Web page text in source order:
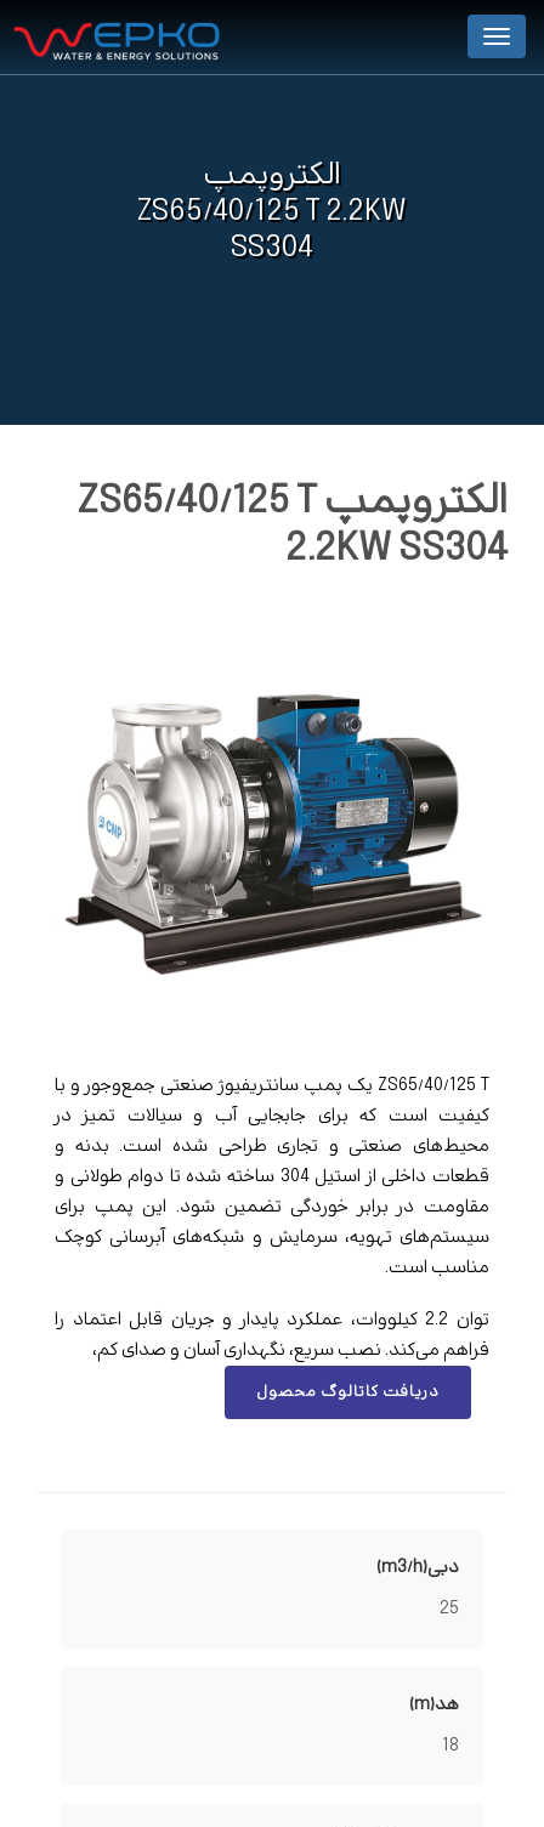
Menu
الکتروپمپ
ZS65/40/125 T 2.2KW
SS304
الکتروپمپ ZS65/40/125 T
2.2KW SS304
ZS65/40/125 T یک پمپ سانتریفیوژ صنعتی جمع‌وجور و با
کیفیت است که برای جابجایی آب و سیالات تمیز در
محیط‌های صنعتی و تجاری طراحی شده است. بدنه و
قطعات داخلی از استیل 304 ساخته شده تا دوام طولانی و
مقاومت در برابر خوردگی تضمین شود. این پمپ برای
سیستم‌های تهویه، سرمایش و شبکه‌های آبرسانی کوچک
مناسب است.
توان 2.2 کیلووات، عملکرد پایدار و جریان قابل اعتماد را
فراهم می‌کند. نصب سریع، نگهداری آسان و صدای کم،
دریافت کاتالوگ محصول
دبی(m3/h)
25
هد(m)
18